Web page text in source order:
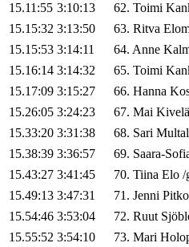
15.11:55 3:10:13 62. Toimi
15.15:32 3:13:50 63. Ritva
15.15:53 3:14:11 64. Anne
15.16:14 3:14:32 65. Toimi
15.17:09 3:15:27 66. Hanna
15.26:05 3:24:23 67. Mai Kivelä
15.33:20 3:31:38 68. Sari
15.38:39 3:36:57 69. Saara-
15.43:27 3:41:45 70. Tiina Elo /
15.49:13 3:47:31 71. Jenni Pitko
15.54:46 3:53:04 72. Ruut
15.55:52 3:54:10 73. Mari